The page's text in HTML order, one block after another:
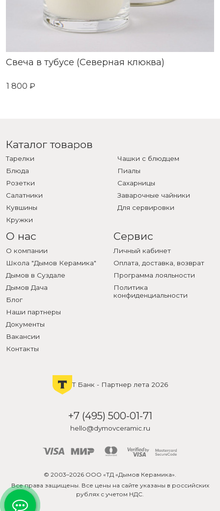
Свеча в тубусе (Северная клюква)
1 800 ₽
Каталог товаров
Тарелки
Блюда
Розетки
Салатники
Кувшины
Кружки
Чашки с блюдцем
Пиалы
Сахарницы
Заварочные чайники
Для сервировки
О нас
О компании
Школа "Дымов Керамика"
Дымов в Суздале
Дымов Дача
Блог
Наши партнеры
Документы
Вакансии
Контакты
Сервис
Личный кабинет
Оплата, доставка, возврат
Программа лояльности
Политика
конфиденциальности
Т Банк - Партнер лета 2026
+7 (495) 500-01-71
hello@dymovceramic.ru
© 2003–2026 ООО «ТД «Дымов Керамика».
Все права защищены. Все цены на сайте указаны в российских
рублях с учетом НДС.